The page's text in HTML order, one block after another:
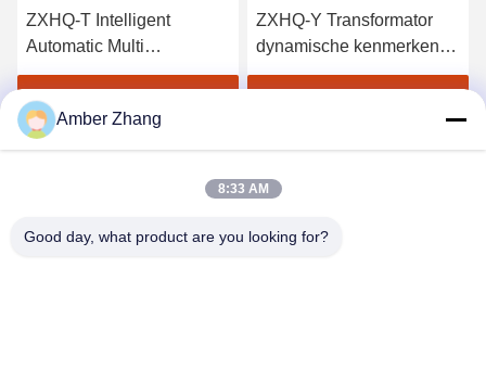
ZXHQ-T Intelligent
Automatic Multi
Transformer Verification
Device, Transformer
Calibrator
ZXHQ-Y Transformator
dynamische kenmerken
tester, Transformator Field
Amber Zhang
8:33 AM
Good day, what product are you looking for?